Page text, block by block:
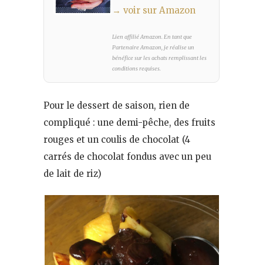
→ voir sur Amazon
Lien affilié Amazon. En tant que
Partenaire Amazon, je réalise un
bénéfice sur les achats remplissant les
conditions requises.
Pour le dessert de saison, rien de
compliqué : une demi-pêche, des fruits
rouges et un coulis de chocolat (4
carrés de chocolat fondus avec un peu
de lait de riz)